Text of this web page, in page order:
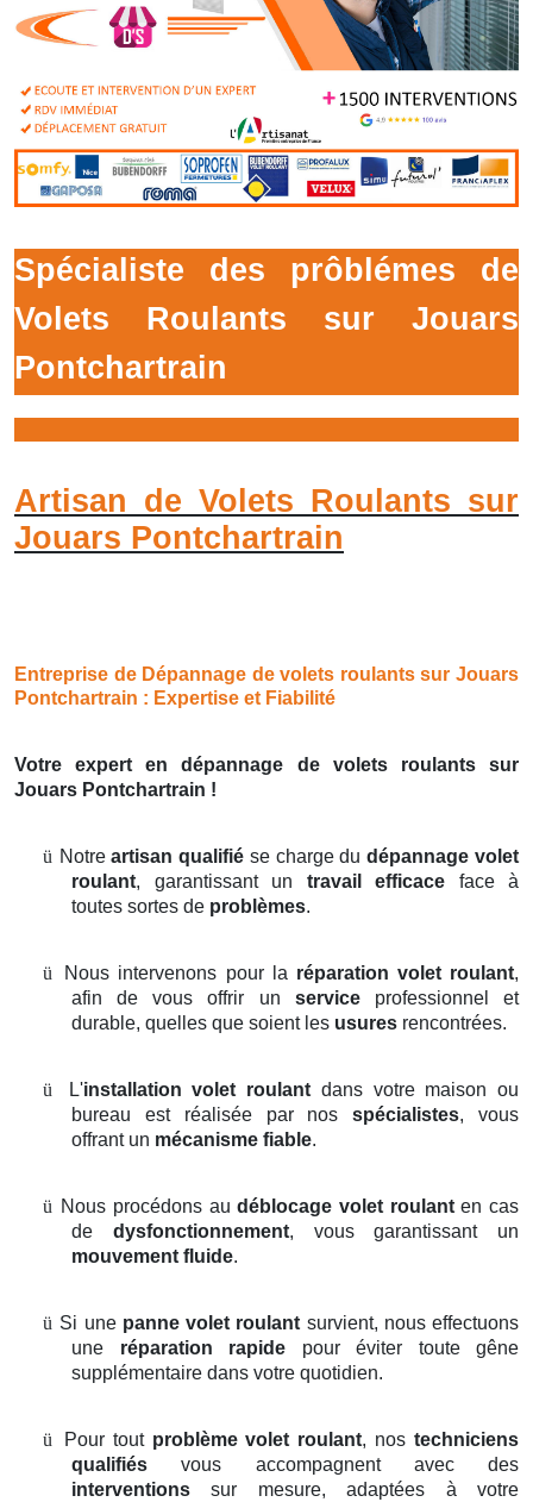
Spécialiste des prôblémes de
Volets Roulants sur Jouars
Pontchartrain
Artisan de Volets Roulants sur
Jouars Pontchartrain
Entreprise de Dépannage de volets roulants sur Jouars
Pontchartrain : Expertise et Fiabilité
Votre expert en dépannage de volets roulants sur
Jouars Pontchartrain !
ü Notreartisan qualifié se charge dudépannage volet
roulant, garantissant un travail efficace face à
toutes sortes de problèmes.
ü Nous intervenons pour la réparation volet roulant,
afin de vous offrir un serviceprofessionnel et
durable, quelles que soient les usures rencontrées.
ü L'installation volet roulantdans votre maison ou
bureau est réalisée par nosspécialistes, vous
offrant un mécanisme fiable.
ü Nous procédons audéblocage volet roulanten cas
de dysfonctionnement, vous garantissant un
mouvement fluide.
ü Si une panne volet roulantsurvient, nous effectuons
une réparation rapide pour éviter toute gêne
supplémentaire dans votre quotidien.
ü Pour tout problème volet roulant, nos techniciens
qualifiés vous accompagnent avec des
interventions sur mesure, adaptées à votre